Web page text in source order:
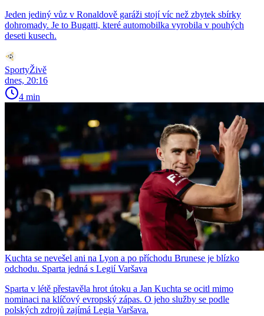
Jeden jediný vůz v Ronaldově garáži stojí víc než zbytek sbírky
dohromady. Je to Bugatti, které automobilka vyrobila v pouhých
deseti kusech.
SportyŽivě
dnes, 20:16
4 min
Kuchta se nevešel ani na Lyon a po příchodu Brunese je blízko
odchodu. Sparta jedná s Legií Varšava
Sparta v létě přestavěla hrot útoku a Jan Kuchta se ocitl mimo
nominaci na klíčový evropský zápas. O jeho služby se podle
polských zdrojů zajímá Legia Varšava.